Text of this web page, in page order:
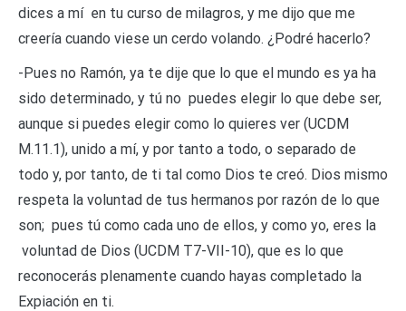
dices a mí en tu curso de milagros, y me dijo que me
creería cuando viese un cerdo volando. ¿Podré hacerlo?
-Pues no Ramón, ya te dije que lo que el mundo es ya ha
sido determinado, y tú no puedes elegir lo que debe ser,
aunque si puedes elegir como lo quieres ver (UCDM
M.11.1), unido a mí, y por tanto a todo, o separado de
todo y, por tanto, de ti tal como Dios te creó. Dios mismo
respeta la voluntad de tus hermanos por razón de lo que
son; pues tú como cada uno de ellos, y como yo, eres la
voluntad de Dios (UCDM T7-VII-10), que es lo que
reconocerás plenamente cuando hayas completado la
Expiación en ti.